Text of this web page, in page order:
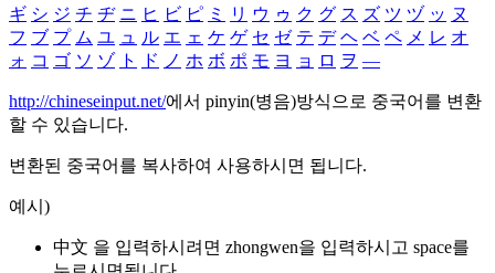
ギ シ ジ チ ヂ ニ ヒ ビ ピ ミ リ ウ ゥ ク グ ス ズ ツ ヅ ッ ヌ
フ ブ プ ム ユ ュ ル エ ェ ケ ゲ セ ゼ テ デ ヘ ベ ペ メ レ オ
ォ コ ゴ ソ ゾ ト ド ノ ホ ボ ポ モ ヨ ョ ロ ヲ ―
http://chineseinput.net/에서 pinyin(병음)방식으로 중국어를 변환
할 수 있습니다.
변환된 중국어를 복사하여 사용하시면 됩니다.
예시)
中文 을 입력하시려면 zhongwen을 입력하시고 space를